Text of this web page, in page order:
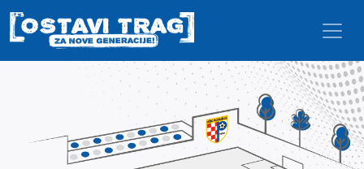
Skip to main content